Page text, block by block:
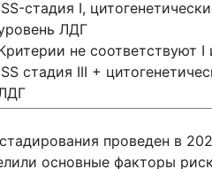
стадия I,
ЛДГ
не соответствуют I
стадия III +
проведен в
основные факторы